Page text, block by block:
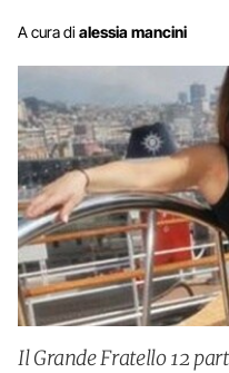
A cura di alessia mancini
Il Grande Fratello 12